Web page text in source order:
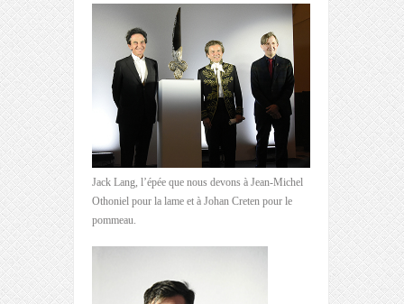
Jack Lang, l’épée que nous devons à Jean-Michel
Othoniel pour la lame et à Johan Creten pour le
pommeau.